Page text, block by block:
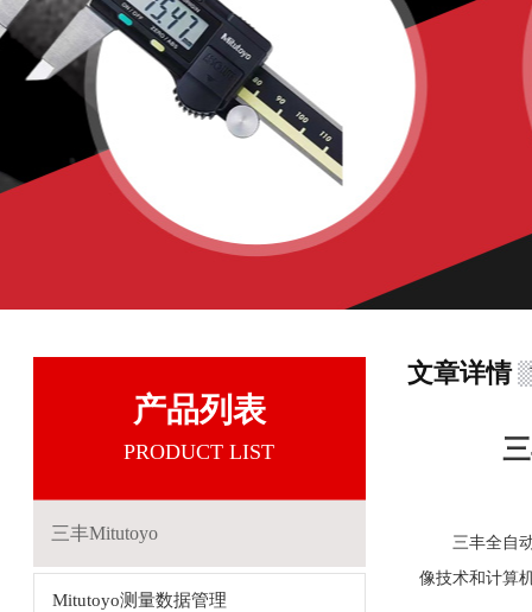
产品列表
PRODUCT LIST
三丰Mitutoyo
Mitutoyo测量数据管理
文章详情
三丰全自动
像技术和计算